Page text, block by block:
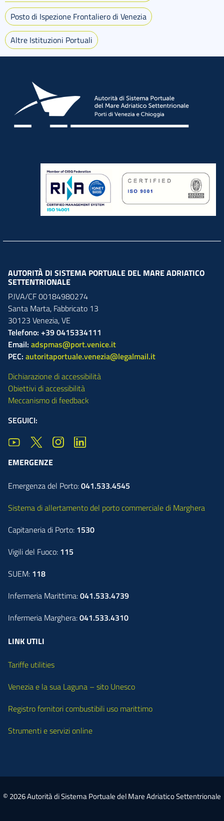
Posto di Ispezione Frontaliero di Venezia
Altre Istituzioni Portuali
AUTORITÀ DI SISTEMA PORTUALE DEL MARE ADRIATICO
SETTENTRIONALE
P.IVA/CF 00184980274
Santa Marta, Fabbricato 13
30123 Venezia,VE
Telefono: +39 0415334111
Email: adspmas@port.venice.it
PEC: autoritaportuale.venezia@legalmail.it
Dichiarazione di accessibilità
Obiettivi di accessibilità
Meccanismo di feedback
SEGUICI:
EMERGENZE
Emergenza del Porto:041.533.4545
Sistema di allertamento del porto commerciale di Marghera
Capitaneria di Porto: 1530
Vigili del Fuoco: 115
SUEM: 118
Infermeria Marittima:041.533.4739
Infermeria Marghera:041.533.4310
LINK UTILI
Tariffe utilities
Venezia e la sua Laguna – sito Unesco
Registro fornitori combustibili uso marittimo
Strumenti e servizi online
© 2026 Autorità di Sistema Portuale del Mare Adriatico Settentrionale